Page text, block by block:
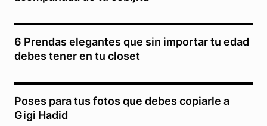
6 Prendas elegantes que sin importar tu edad
debes tener en tu closet
Poses para tus fotos que debes copiarle a
Gigi Hadid